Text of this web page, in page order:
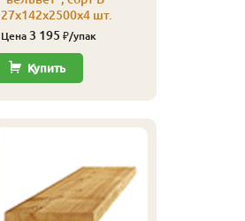
27х142х2500х4 шт.
Цена 3 195 ₽/упак
Купить